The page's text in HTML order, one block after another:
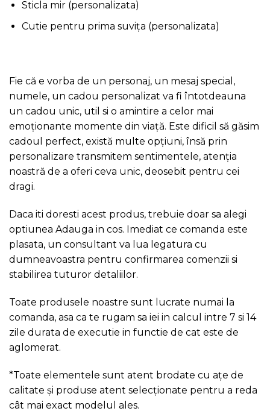
Sticla mir (personalizata)
Cutie pentru prima suvița (personalizata)
Fie că e vorba de un personaj, un mesaj special,
numele, un cadou personalizat va fi întotdeauna
un cadou unic, util si o amintire a celor mai
emoționante momente din viață. Este dificil să găsim
cadoul perfect, există multe opțiuni, însă prin
personalizare transmitem sentimentele, atenția
noastră de a oferi ceva unic, deosebit pentru cei
dragi.
Daca iti doresti acest produs, trebuie doar sa alegi
optiunea Adauga in cos. Imediat ce comanda este
plasata, un consultant va lua legatura cu
dumneavoastra pentru confirmarea comenzii si
stabilirea tuturor detaliilor.
Toate produsele noastre sunt lucrate numai la
comanda, asa ca te rugam sa iei in calcul intre 7 si 14
zile durata de executie in functie de cat este de
aglomerat.
*Toate elementele sunt atent brodate cu ațe de
calitate și produse atent selecționate pentru a reda
cât mai exact modelul ales.